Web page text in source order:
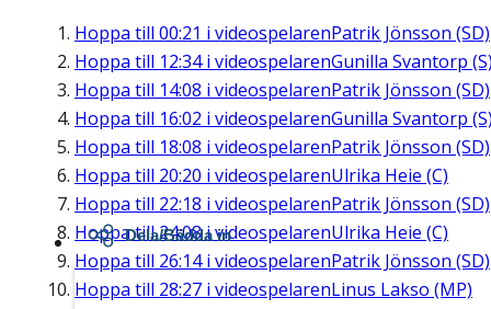
Hoppa till 00:21 i videospelarenPatrik Jönsson (SD)
Hoppa till 12:34i videospelarenGunilla Svantorp
Hoppa till 14:08 i videospelarenPatrik Jönsson (SD)
Hoppa till 16:02 i videospelarenGunilla Svantorp
Hoppa till 18:08 i videospelarenPatrik Jönsson (SD)
Hoppa till 20:20 i videospelarenUlrika Heie (C)
Hoppa till 22:18 i videospelarenPatrik Jönsson (SD)
Hoppa till24:08i videospelarenUlrika Heie (C)
Hoppa till 26:14i videospelarenPatrik Jönsson (SD)
Hoppa till 28:27 i videospelarenLinus Lakso (MP)
Dela/Bädda in